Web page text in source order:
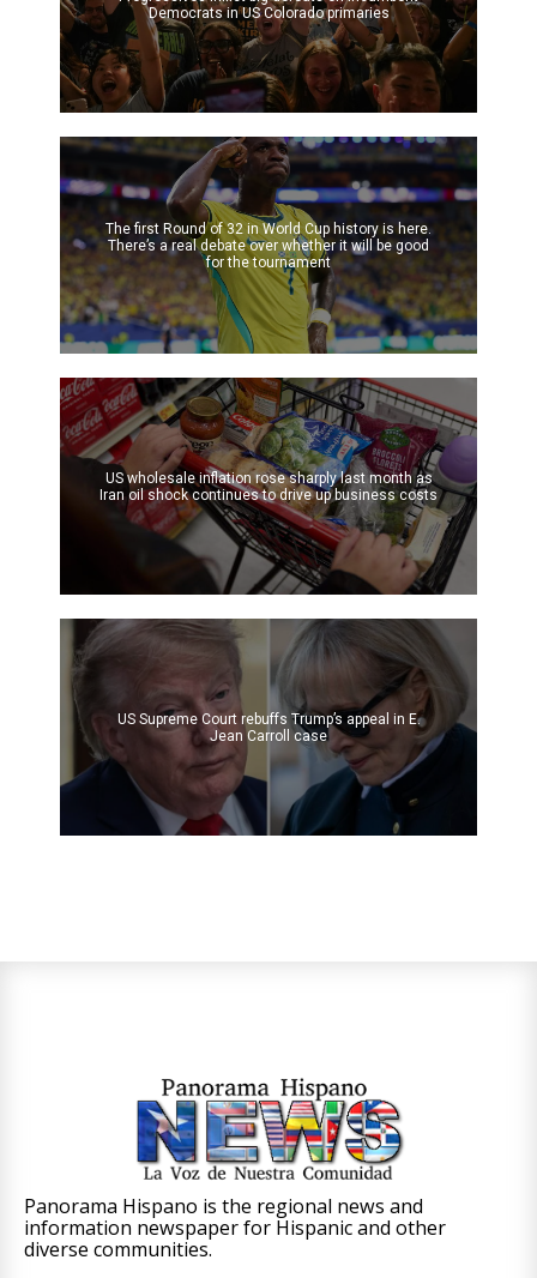
Democrats in US Colorado primaries
The first Round of 32 in World Cup history is here.
There’s a real debate over whether it will be good
for the tournament
US wholesale inflation rose sharply last month as
Iran oil shock continues to drive up business costs
US Supreme Court rebuffs Trump’s appeal in E.
Jean Carroll case
Panorama Hispano is the regional news and
information newspaper for Hispanic and other
diverse communities.